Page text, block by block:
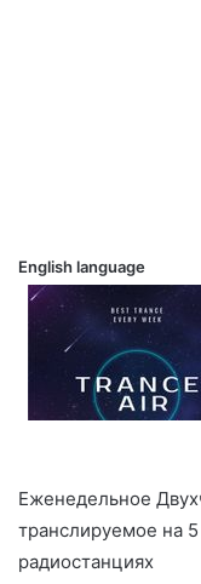
English language
Еженедельное
транслируемое на
радиостанциях